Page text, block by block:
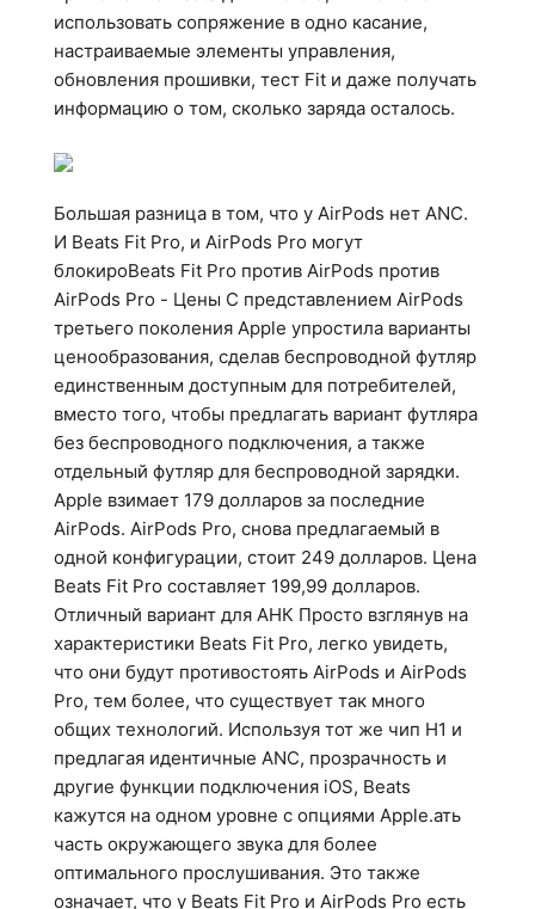
использовать сопряжение в одно касание,
настраиваемые элементы управления,
обновления прошивки, тест Fit и даже получать
информацию о том, сколько заряда осталось.
Большая разница в том, что у AirPods нет ANC.
И Beats Fit Pro, и AirPods Pro могут
блокироBeats Fit Pro против AirPods против
AirPods Pro - Цены С представлением AirPods
третьего поколения Apple упростила варианты
ценообразования, сделав беспроводной футляр
единственным доступным для потребителей,
вместо того, чтобы предлагать вариант футляра
без беспроводного подключения, а также
отдельный футляр для беспроводной зарядки.
Apple взимает 179 долларов за последние
AirPods. AirPods Pro, снова предлагаемый в
одной конфигурации, стоит 249 долларов. Цена
Beats Fit Pro составляет 199,99 долларов.
Отличный вариант для АНК Просто взглянув на
характеристики Beats Fit Pro, легко увидеть,
что они будут противостоять AirPods и AirPods
Pro, тем более, что существует так много
общих технологий. Используя тот же чип H1 и
предлагая идентичные ANC, прозрачность и
другие функции подключения iOS, Beats
кажутся на одном уровне с опциями Apple.ать
часть окружающего звука для более
оптимального прослушивания. Это также
означает, что у Beats Fit Pro и AirPods Pro есть